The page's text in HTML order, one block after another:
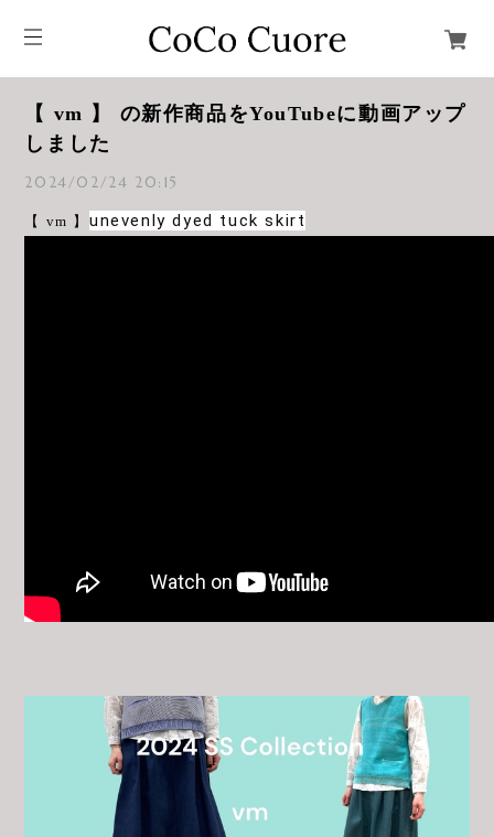
【 vm 】 の新作商品をYouTubeに動画アップ
しました
2024/02/24 20:15
【 vm 】 unevenly dyed tuck skirt